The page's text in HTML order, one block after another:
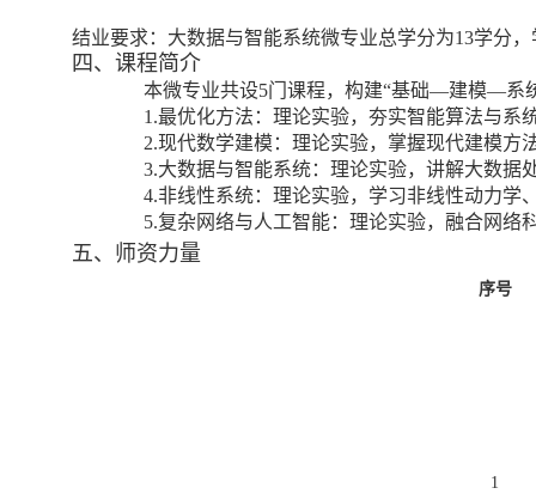
结业要求： 大数据与智能系统微专业总学分为13学分
四、课程简介
本微专业共设5门课程，构建“基础—建模—系
1.最优化方法：理论实验，夯实智能算法与系
2.现代数学建模：理论实验，掌握现代建模方
3.大数据与智能系统：理论实验，讲解大数据
4.非线性系统：理论实验，学习非线性动力学
5.复杂网络与人工智能：理论实验，融合网络
五、师资力量
序号
1